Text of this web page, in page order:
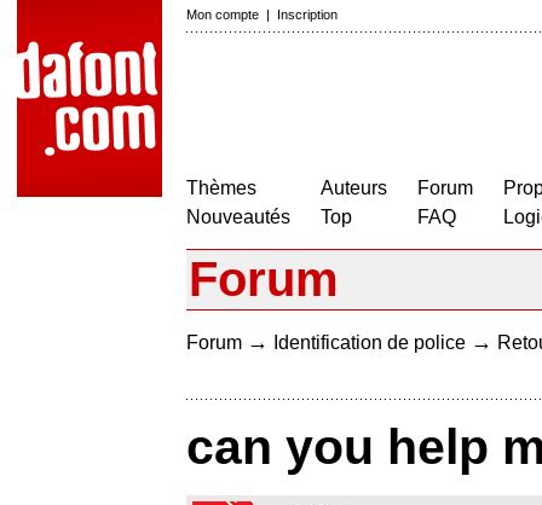
Mon compte | Inscription
Thèmes
Nouveautés
Auteurs
Top
Forum
FAQ
Forum
Forum → Identification de police →
can you help